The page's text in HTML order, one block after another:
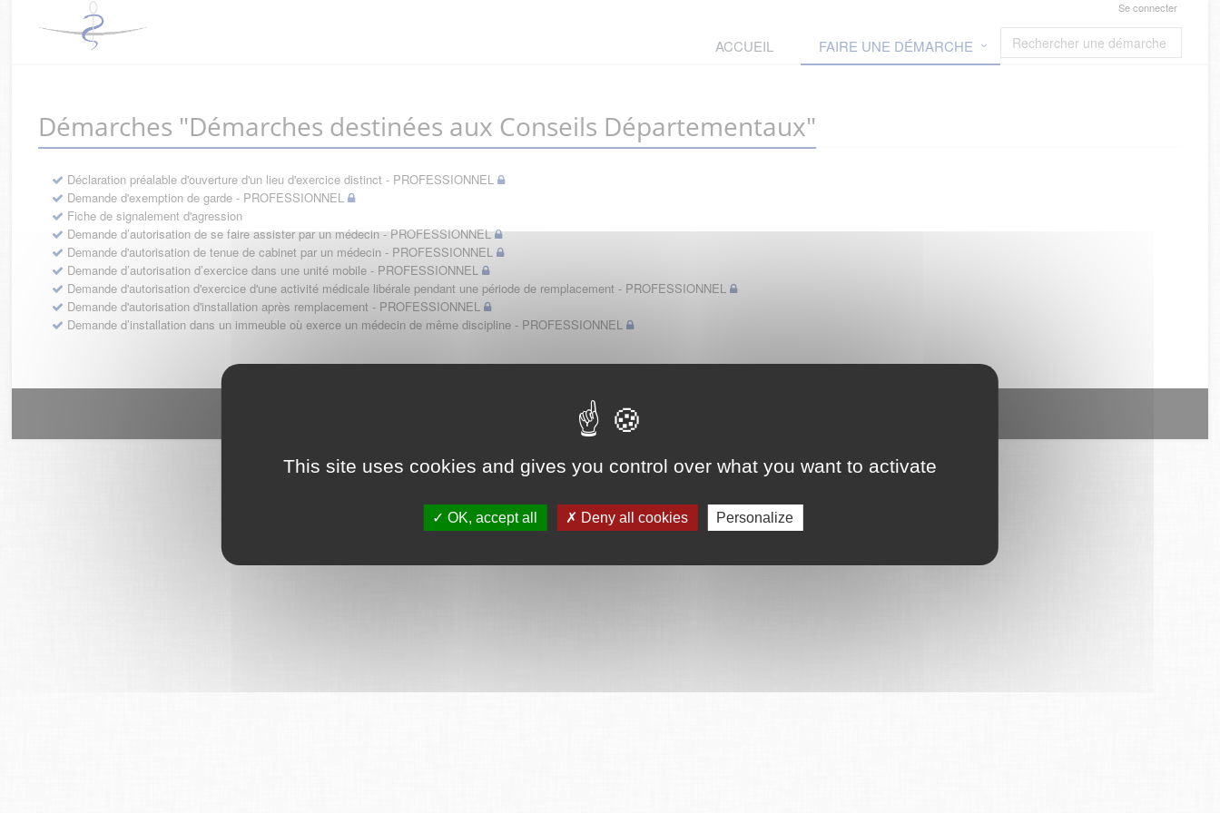
This site uses cookies and gives you control over what you want to activate
OK, accept all Deny all cookies Personalize
Se connecter
ACCUEIL FAIRE UNE DÉMARCHE
Démarches "Démarches destinées aux Conseils Départementaux"
Déclaration préalable d'ouverture d'un lieu d'exercice distinct - PROFESSIONNEL
Demande d'exemption de garde - PROFESSIONNEL
Fiche de signalement d'agression
Demande d’autorisation de se faire assister par un médecin - PROFESSIONNEL
Demande d'autorisation de tenue de cabinet par un médecin - PROFESSIONNEL
Demande d’autorisation d’exercice dans une unité mobile - PROFESSIONNEL
Demande d'autorisation d'exercice d'une activité médicale libérale pendant une période de remplacement - PROFESSIONNEL
Demande d'autorisation d'installation après remplacement - PROFESSIONNEL
Demande d’installation dans un immeuble où exerce un médecin de même discipline - PROFESSIONNEL
CGU Plan du site